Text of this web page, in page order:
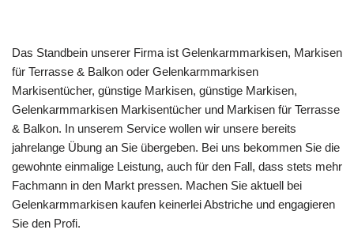
Das Standbein unserer Firma ist Gelenkarmmarkisen, Markisen
für Terrasse & Balkon oder Gelenkarmmarkisen
Markisentücher, günstige Markisen, günstige Markisen,
Gelenkarmmarkisen Markisentücher und Markisen für Terrasse
& Balkon. In unserem Service wollen wir unsere bereits
jahrelange Übung an Sie übergeben. Bei uns bekommen Sie die
gewohnte einmalige Leistung, auch für den Fall, dass stets mehr
Fachmann in den Markt pressen. Machen Sie aktuell bei
Gelenkarmmarkisen kaufen keinerlei Abstriche und engagieren
Sie den Profi.